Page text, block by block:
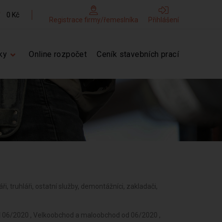
0 Kč
Registrace firmy/řemeslníka Přihlášení
Online rozpočet Ceník stavebních prací
truhláři, ostatní služby, demontážníci, zakladači,
2020 , Velkoobchod a maloobchod od 06/2020 ,